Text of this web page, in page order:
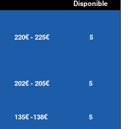
Disponible
220€ - 225€ 5
202€ - 205€ 5
135€ -138€ 5